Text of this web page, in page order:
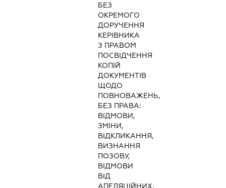
БЕЗ
ОКРЕМОГО
ДОРУЧЕННЯ
КЕРІВНИКА
З ПРАВОМ
ПОСВІДЧЕННЯ
КОПІЙ
ДОКУМЕНТІВ
ЩОДО
ПОВНОВАЖЕНЬ,
БЕЗ ПРАВА:
ВІДМОВИ,
ЗМІНИ,
ВІДКЛИКАННЯ,
ВИЗНАННЯ
ПОЗОВУ,
ВІДМОВИ
ВІД
АПЕЛЯЦІЙНИХ,